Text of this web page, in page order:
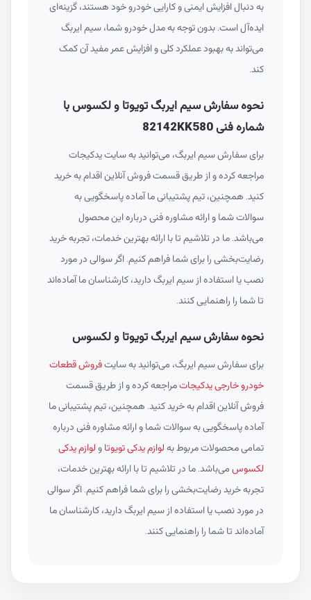
به دنبال افزایش ایمنی و کارایی خودرو خود هستند، گزینه‌ای
ایده‌آل است. بدون توجه به مدل خودرو شما، سیم ایربگ
می‌تواند به بهبود عملکرد کلی و افزایش عمر مفید آن کمک
نحوه سفارش سیم ایربگ تویوتا و لکسوس با
شماره فنی 82142KK580
برای سفارش سیم ایربگ، می‌توانید به سایت یدکیجات
مراجعه کرده و از طریق قسمت فروش آنلاین اقدام به خرید
کنید. همچنین، تیم پشتیبانی ما آماده پاسخگویی به
سوالات شما و ارائه مشاوره فنی درباره این محصول
می‌باشد. ما در تلاشیم تا با ارائه بهترین خدمات، تجربه خرید
رضایت‌بخشی را برای شما فراهم کنیم. اگر سوالی در مورد
نصب یا استفاده از سیم ایربگ دارید، کارشناسان ما آماده‌اند
تا شما را راهنمایی کنند.
نحوه سفارش سیم ایربگ تویوتا و لکسوس
برای سفارش سیم ایربگ، می‌توانید به سایتفروش قطعات
خودرو خارجی یدکیجاتمراجعه کرده و از طریق قسمت
فروش آنلاین اقدام به خرید کنید. همچنین، تیم پشتیبانی ما
آماده پاسخگویی به سوالات شما و ارائه مشاوره فنی درباره
تمامی محصولات مربوط بهلوازم یدکی تویوتاولوازم یدکی
لکسوسمی‌باشد. ما در تلاشیم تا با ارائه بهترین خدمات،
تجربه خرید رضایت‌بخشی را برای شما فراهم کنیم. اگر سوالی
در مورد نصب یا استفاده از سیم ایربگ دارید، کارشناسان ما
آماده‌اند تا شما را راهنمایی کنند.